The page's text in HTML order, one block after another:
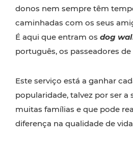
donos nem sempre têm
caminhadas com os seus
É aqui que entram os dog
português, os passeadores de
Este serviço está a ganhar
popularidade, talvez por ser a
muitas famílias e que pode
diferença na qualidade de